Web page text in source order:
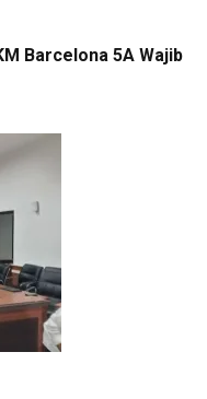
Barcelona 5A Wajib